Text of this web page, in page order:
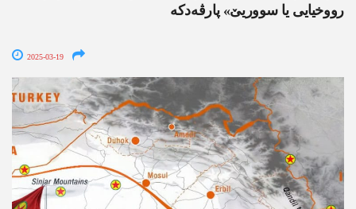
رووخیایی یا سووریێ» پارڤه‌دكه
2025-03-19